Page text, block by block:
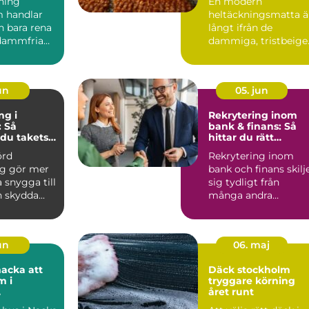
handlar
bara rena
heltäckningsmatta
långt ifrån de
dammiga, tristbeige
från 70- och 80...
i
Så
takets
gör mer
snygga till
skydda...
05. jun
Rekrytering inom
bank & finans: Så
hittar du rätt
reglerad värld
Rekrytering inom
bank och finans
sig tydligt från
många andra
att
i
06. maj
Däck stockholm
tryggare körning
året runt